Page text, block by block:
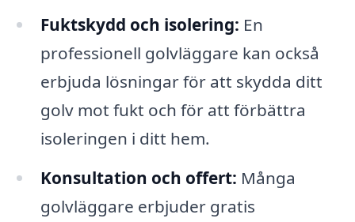
Fuktskydd och isolering: En
professionell golvläggare kan också
erbjuda lösningar för att skydda ditt
golv mot fukt och för att förbättra
isoleringen i ditt hem.
Konsultation och offert: Många
golvläggare erbjuder gratis